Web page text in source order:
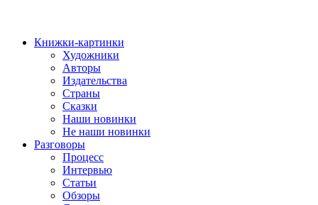
Книжки-картинки
Художники
Авторы
Издательства
Страны
Сказки
Наши новинки
Не наши новинки
Разговоры
Процесс
Интервью
Статьи
Обзоры